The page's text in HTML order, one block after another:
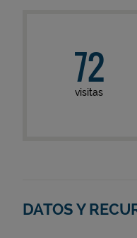
72
visitas
DATOS Y